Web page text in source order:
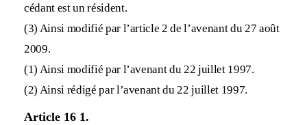
cédant est un résident.
(3) Ainsi modifié par l’article 2 de l’avenant du 27 août
2009.
(1) Ainsi modifié par l’avenant du 22 juillet 1997.
(2) Ainsi rédigé par l’avenant du 22 juillet 1997.
Article 16 1.